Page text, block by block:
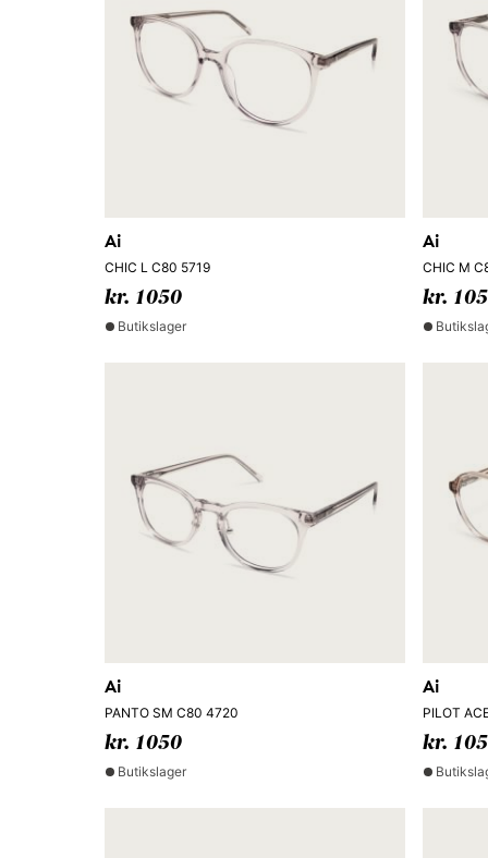
Ai
CHIC L C80 5719
kr. 1050
Butikslager
Ai
CHIC M
kr.
Ai
PANTO SM C80 4720
kr. 1050
Butikslager
Ai
PILOT
kr.